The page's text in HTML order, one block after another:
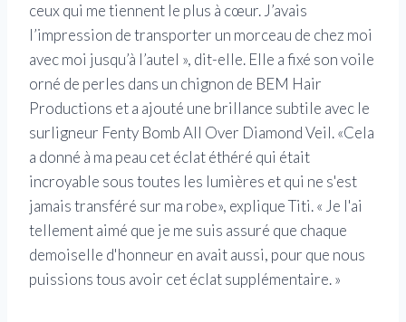
ceux qui me tiennent le plus à cœur. J’avais
l’impression de transporter un morceau de chez moi
avec moi jusqu’à l’autel », dit-elle. Elle a fixé son voile
orné de perles dans un chignon de BEM Hair
Productions et a ajouté une brillance subtile avec le
surligneur Fenty Bomb All Over Diamond Veil. «Cela
a donné à ma peau cet éclat éthéré qui était
incroyable sous toutes les lumières et qui ne s'est
jamais transféré sur ma robe», explique Titi. « Je l'ai
tellement aimé que je me suis assuré que chaque
demoiselle d'honneur en avait aussi, pour que nous
puissions tous avoir cet éclat supplémentaire. »